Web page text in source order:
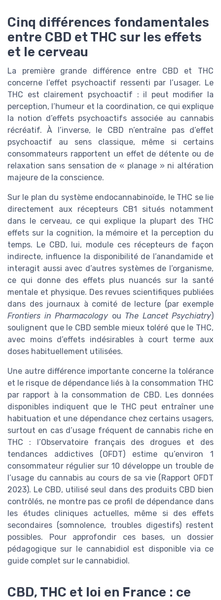
Cinq différences fondamentales
entre CBD et THC sur les effets
et le cerveau
La première grande différence entre CBD et THC
concerne l’effet psychoactif ressenti par l’usager. Le
THC est clairement psychoactif : il peut modifier la
perception, l’humeur et la coordination, ce qui explique
la notion d’effets psychoactifs associée au cannabis
récréatif. À l’inverse, le CBD n’entraîne pas d’effet
psychoactif au sens classique, même si certains
consommateurs rapportent un effet de détente ou de
relaxation sans sensation de « planage » ni altération
majeure de la conscience.
Sur le plan du système endocannabinoïde, le THC se lie
directement aux récepteurs CB1 situés notamment
dans le cerveau, ce qui explique la plupart des THC
effets sur la cognition, la mémoire et la perception du
temps. Le CBD, lui, module ces récepteurs de façon
indirecte, influence la disponibilité de l’anandamide et
interagit aussi avec d’autres systèmes de l’organisme,
ce qui donne des effets plus nuancés sur la santé
mentale et physique. Des revues scientifiques publiées
dans des journaux à comité de lecture (par exemple
Frontiers in Pharmacology ou The Lancet Psychiatry)
soulignent que le CBD semble mieux toléré que le THC,
avec moins d’effets indésirables à court terme aux
doses habituellement utilisées.
Une autre différence importante concerne la tolérance
et le risque de dépendance liés à la consommation THC
par rapport à la consommation de CBD. Les données
disponibles indiquent que le THC peut entraîner une
habituation et une dépendance chez certains usagers,
surtout en cas d’usage fréquent de cannabis riche en
THC : l’Observatoire français des drogues et des
tendances addictives (OFDT) estime qu’environ 1
consommateur régulier sur 10 développe un trouble de
l’usage du cannabis au cours de sa vie (Rapport OFDT
2023). Le CBD, utilisé seul dans des produits CBD bien
contrôlés, ne montre pas ce profil de dépendance dans
les études cliniques actuelles, même si des effets
secondaires (somnolence, troubles digestifs) restent
possibles. Pour approfondir ces bases, un dossier
pédagogique sur le cannabidiol est disponible via ce
guide complet sur le cannabidiol.
CBD, THC et loi en France : ce